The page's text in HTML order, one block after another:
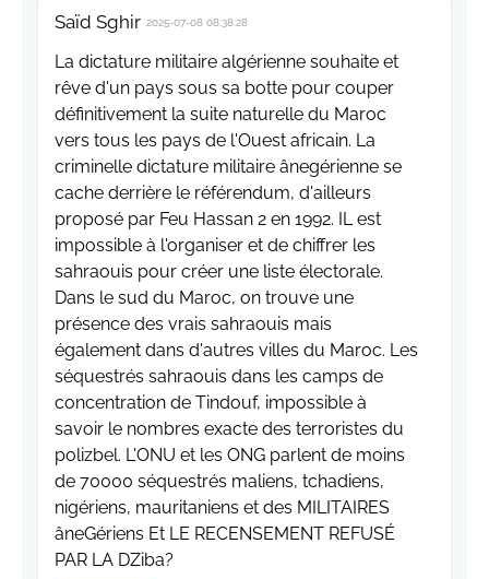
Saïd Sghir 2025-07-08 08:38:28
La dictature militaire algérienne souhaite et
rêve d'un pays sous sa botte pour couper
définitivement la suite naturelle du Maroc
vers tous les pays de l'Ouest africain. La
criminelle dictature militaire ânegérienne se
cache derrière le référendum, d'ailleurs
proposé par Feu Hassan 2 en 1992. IL est
impossible à l'organiser et de chiffrer les
sahraouis pour créer une liste électorale.
Dans le sud du Maroc, on trouve une
présence des vrais sahraouis mais
également dans d'autres villes du Maroc. Les
séquestrés sahraouis dans les camps de
concentration de Tindouf, impossible à
savoir le nombres exacte des terroristes du
polizbel. L'ONU et les ONG parlent de moins
de 70000 séquestrés maliens, tchadiens,
nigériens, mauritaniens et des MILITAIRES
âneGériens Et LE RECENSEMENT REFUSÉ
PAR LA DZiba?